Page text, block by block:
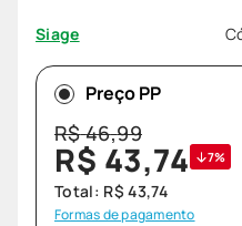
Siage
Preço PP
R$46,99
R$ 43,74 7%
Total: R$ 43,74
Formas de pagamento